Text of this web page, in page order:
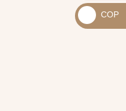
_
USD
_
COP